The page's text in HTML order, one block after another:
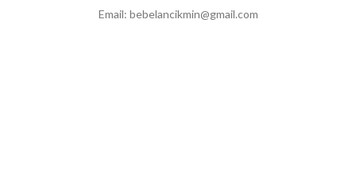
Email: bebelancikmin@gmail.com